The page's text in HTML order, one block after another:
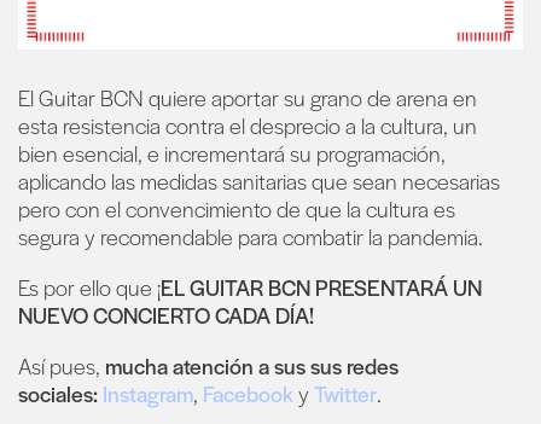
El Guitar BCN quiere aportar su grano de arena en
esta resistencia contra el desprecio a la cultura, un
bien esencial, e incrementará su programación,
aplicando las medidas sanitarias que sean necesarias
pero con el convencimiento de que la cultura es
segura y recomendable para combatir la pandemia.
Es por ello que ¡EL GUITAR BCN PRESENTARÁ UN
NUEVO CONCIERTO CADA DÍA!
Así pues, mucha atención a sus sus redes
sociales: Instagram, Facebooky Twitter.